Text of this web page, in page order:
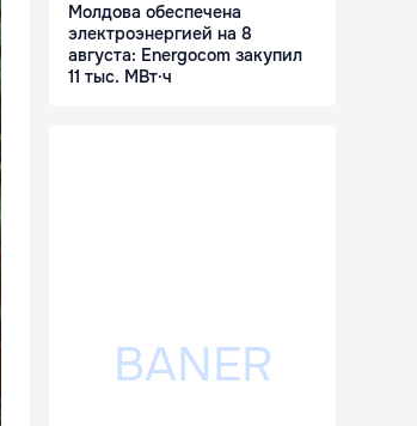
Молдова обеспечена
электроэнергией на 8
августа: Energocom закупил
11 тыс. МВт·ч